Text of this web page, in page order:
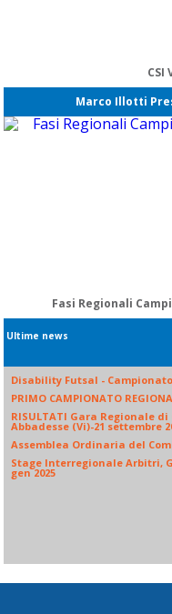
CSI
Marco Illotti
Fasi Regionali
Ultime news
Disability Futsal -
PRIMO CAMPIONATO
RISULTATI Gara Regionale
Abbadesse (Vi)-21 settembre
Assemblea Ordinaria del
Stage Interregionale Arbitri,
gen 2025